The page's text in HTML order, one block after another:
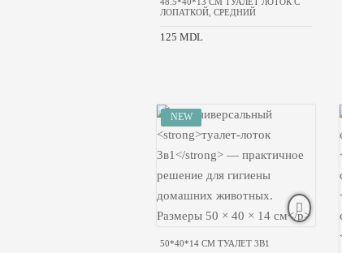
ЛОПАТКОЙ, СРЕДНИЙ
125 MDL
50*40*14 СМ ТУАЛЕТ 3В1